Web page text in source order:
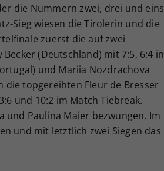
die Nummern zwei, drei und eins
Sieg wiesen die Tirolerin und die
zuerst die auf zwei
(Deutschland) mit 7:5, 6:4 in
und Mariia Nozdrachova
die topgereihten Fleur de Bresser
und 10:2 im Match Tiebreak.
und Paulina Maier bezwungen. Im
und mit letztlich zwei Siegen das